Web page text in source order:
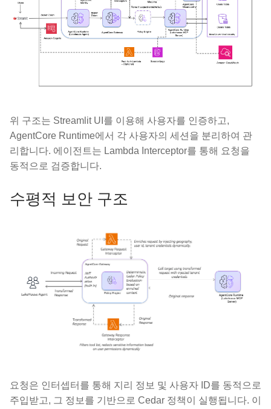
위 구조는 Streamlit UI를 이용해 사용자를 인증하고,
AgentCore Runtime에서 각 사용자의 세션을 분리하여 관
리합니다. 에이전트는 Lambda Interceptor를 통해 요청을
동적으로 검증합니다.
수평적 보안 구조
요청은 인터셉터를 통해 지리 정보 및 사용자 ID를 동적으로
주입받고, 그 정보를 기반으로 Cedar 정책이 실행됩니다. 이